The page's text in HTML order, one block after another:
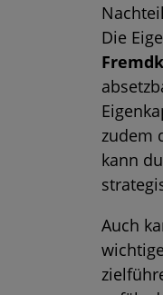
Die
zudem
kann
Auch